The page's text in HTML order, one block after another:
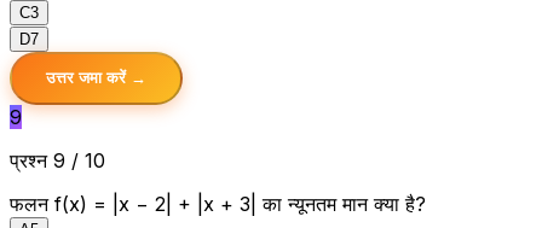
C3
D7
उत्तर जमा करें →
9
प्रश्न 9 / 10
फलन f(x) = |x − 2| + |x + 3| का न्यूनतम मान क्या है?